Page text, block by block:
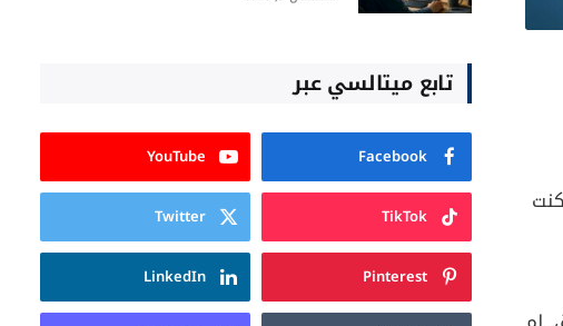
تابع ميتالسي عبر
Facebook
YouTube
TikTok
Twitter
Pinterest
LinkedIn